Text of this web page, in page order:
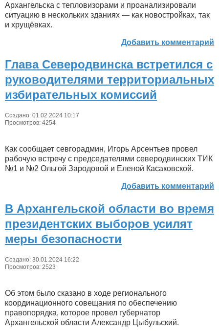
Архангельска с тепловизорами и проанализировали
ситуацию в нескольких зданиях — как новостройках, так
и хрущёвках.
Добавить комментарий
Глава Северодвинска встретился с
руководителями территориальных
избирательных комиссий
Создано: 01.02.2024 10:17
Просмотров: 4254
Как сообщает севгорадмин, Игорь Арсентьев провел
рабочую встречу с председателями северодвинских ТИК
№1 и №2 Ольгой Зародовой и Еленой Касаковской.
Добавить комментарий
В Архангельской области во время
президентских выборов усилят
меры безопасности
Создано: 30.01.2024 16:22
Просмотров: 2523
Об этом было сказано в ходе регионального
координационного совещания по обеспечению
правопорядка, которое провел губернатор
Архангельской области Александр Цыбульский.